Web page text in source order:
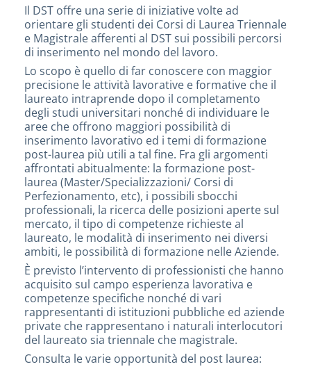
Il DST offre una serie di iniziative volte ad
orientare gli studenti dei Corsi di Laurea Triennale
e Magistrale afferenti al DST sui possibili percorsi
di inserimento nel mondo del lavoro.
Lo scopo è quello di far conoscere con maggior
precisione le attività lavorative e formative che il
laureato intraprende dopo il completamento
degli studi universitari nonché di individuare le
aree che offrono maggiori possibilità di
inserimento lavorativo ed i temi di formazione
post-laurea più utili a tal fine. Fra gli argomenti
affrontati abitualmente: la formazione post-
laurea (Master/Specializzazioni/ Corsi di
Perfezionamento, etc), i possibili sbocchi
professionali, la ricerca delle posizioni aperte sul
mercato, il tipo di competenze richieste al
laureato, le modalità di inserimento nei diversi
ambiti, le possibilità di formazione nelle Aziende.
È previsto l’intervento di professionisti che hanno
acquisito sul campo esperienza lavorativa e
competenze specifiche nonché di vari
rappresentanti di istituzioni pubbliche ed aziende
private che rappresentano i naturali interlocutori
del laureato sia triennale che magistrale.
Consulta le varie opportunità del post laurea: